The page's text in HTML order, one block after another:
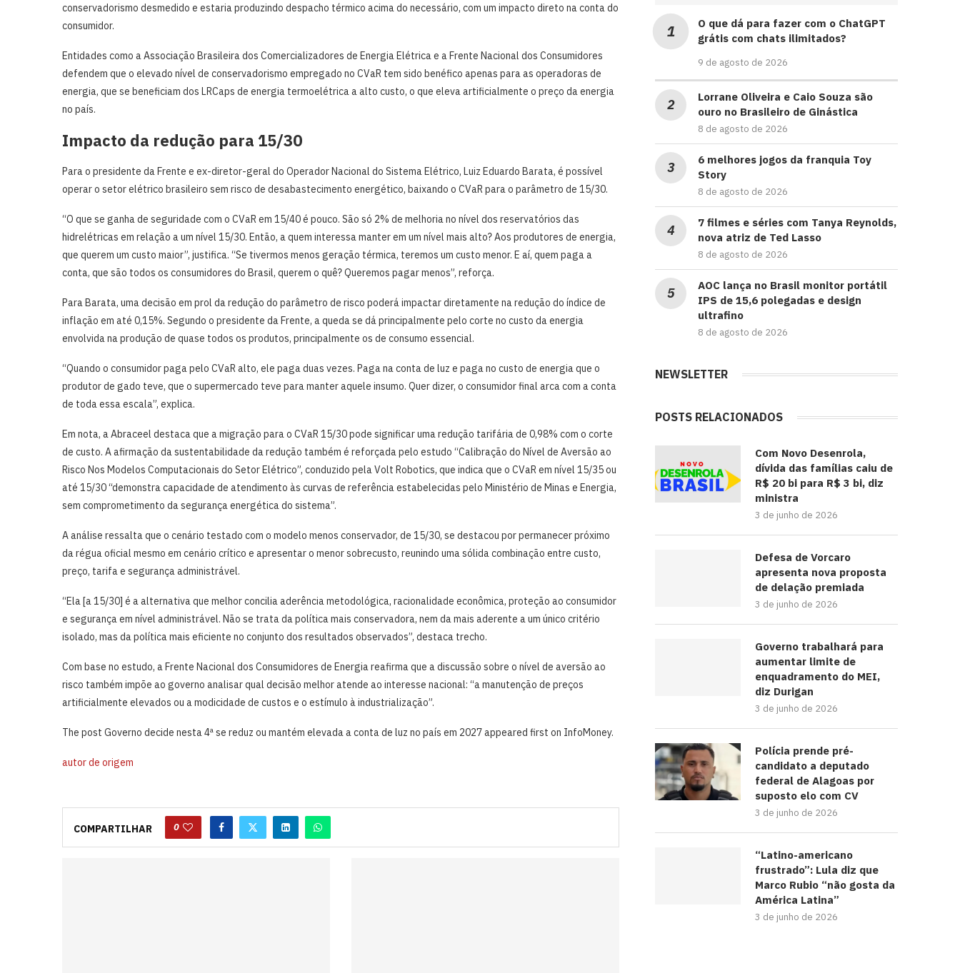
conservadorismo desmedido e estaria produzindo despacho térmico acima do necessário, com um impacto direto na conta do
consumidor.
Entidades como a Associação Brasileira dos Comercializadores de Energia Elétrica e a Frente Nacional dos Consumidores
defendem que o elevado nível de conservadorismo empregado no CVaR tem sido benéfico apenas para as operadoras de
energia, que se beneficiam dos LRCaps de energia termoelétrica a alto custo, o que eleva artificialmente o preço da energia
no país.
Impacto da redução para 15/30
Para o presidente da Frente e ex-diretor-geral do Operador Nacional do Sistema Elétrico, Luiz Eduardo Barata, é possível
operar o setor elétrico brasileiro sem risco de desabastecimento energético, baixando o CVaR para o parâmetro de 15/30.
“O que se ganha de seguridade com o CVaR em 15/40 é pouco. São só 2% de melhoria no nível dos reservatórios das
hidrelétricas em relação a um nível 15/30. Então, a quem interessa manter em um nível mais alto? Aos produtores de energia,
que querem um custo maior”, justifica. “Se tivermos menos geração térmica, teremos um custo menor. E aí, quem paga a
conta, que são todos os consumidores do Brasil, querem o quê? Queremos pagar menos”, reforça.
Para Barata, uma decisão em prol da redução do parâmetro de risco poderá impactar diretamente na redução do índice de
inflação em até 0,15%. Segundo o presidente da Frente, a queda se dá principalmente pelo corte no custo da energia
envolvida na produção de quase todos os produtos, principalmente os de consumo essencial.
“Quando o consumidor paga pelo CVaR alto, ele paga duas vezes. Paga na conta de luz e paga no custo de energia que o
produtor de gado teve, que o supermercado teve para manter aquele insumo. Quer dizer, o consumidor final arca com a conta
de toda essa escala”, explica.
Em nota, a Abraceel destaca que a migração para o CVaR 15/30 pode significar uma redução tarifária de 0,98% com o corte
de custo. A afirmação da sustentabilidade da redução também é reforçada pelo estudo “Calibração do Nível de Aversão ao
Risco Nos Modelos Computacionais do Setor Elétrico”, conduzido pela Volt Robotics, que indica que o CVaR em nível 15/35 ou
até 15/30 “demonstra capacidade de atendimento às curvas de referência estabelecidas pelo Ministério de Minas e Energia,
sem comprometimento da segurança energética do sistema”.
A análise ressalta que o cenário testado com o modelo menos conservador, de 15/30, se destacou por permanecer próximo
da régua oficial mesmo em cenário crítico e apresentar o menor sobrecusto, reunindo uma sólida combinação entre custo,
preço, tarifa e segurança administrável.
“Ela [a 15/30] é a alternativa que melhor concilia aderência metodológica, racionalidade econômica, proteção ao consumidor
e segurança em nível administrável. Não se trata da política mais conservadora, nem da mais aderente a um único critério
isolado, mas da política mais eficiente no conjunto dos resultados observados”, destaca trecho.
Com base no estudo, a Frente Nacional dos Consumidores de Energia reafirma que a discussão sobre o nível de aversão ao
risco também impõe ao governo analisar qual decisão melhor atende ao interesse nacional: “a manutenção de preços
artificialmente elevados ou a modicidade de custos e o estímulo à industrialização”.
The post Governo decide nesta 4ª se reduz ou mantém elevada a conta de luz no país em 2027 appeared first on InfoMoney.
autor de origem
COMPARTILHAR 0
O que dá para fazer com o ChatGPT
grátis com chats ilimitados?
9 de agosto de 2026
Lorrane Oliveira e Caio Souza são
ouro no Brasileiro de Ginástica
8 de agosto de 2026
6 melhores jogos da franquia Toy
Story
8 de agosto de 2026
7 filmes e séries com Tanya Reynolds,
nova atriz de Ted Lasso
8 de agosto de 2026
AOC lança no Brasil monitor portátil
IPS de 15,6 polegadas e design
ultrafino
8 de agosto de 2026
NEWSLETTER
POSTS RELACIONADOS
Com Novo Desenrola,
dívida das famílias caiu de
R$ 20 bi para R$ 3 bi, diz
ministra
3 de junho de 2026
Defesa de Vorcaro
apresenta nova proposta
de delação premiada
3 de junho de 2026
Governo trabalhará para
aumentar limite de
enquadramento do MEI,
diz Durigan
3 de junho de 2026
Polícia prende pré-
candidato a deputado
federal de Alagoas por
suposto elo com CV
3 de junho de 2026
“Latino-americano
frustrado”: Lula diz que
Marco Rubio “não gosta da
América Latina”
3 de junho de 2026